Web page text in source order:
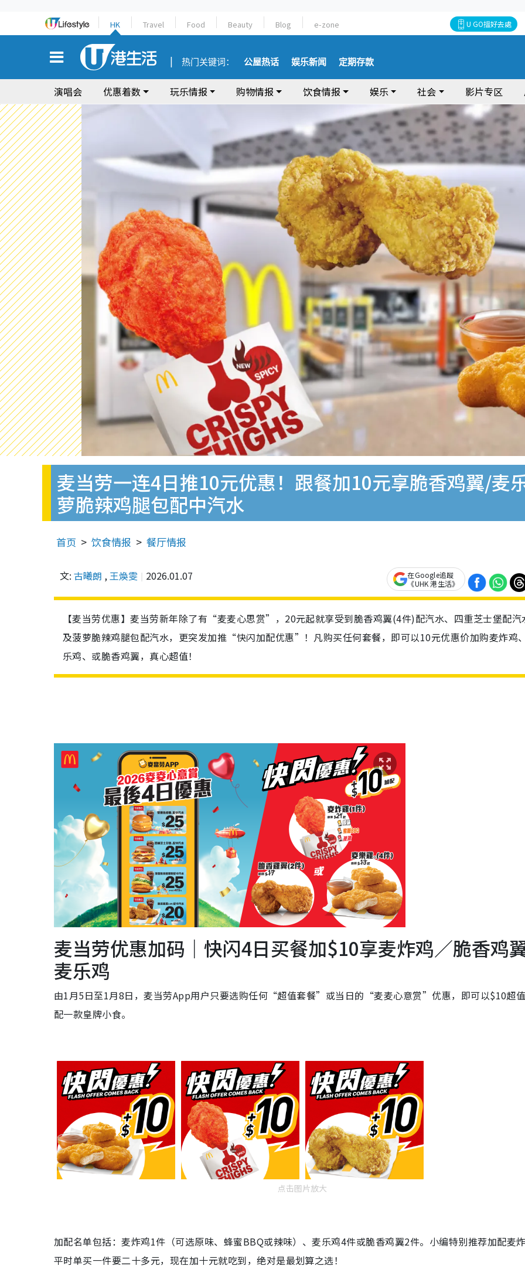
HK Travel Food Beauty Blog e-zone U GO搵好去處
热门关键词： 公屋热话 娱乐新闻 定期存款
演唱会 优惠着数 玩乐情报 购物情报 饮食情报 娱乐 社会 影片专区
麦当劳一连4日推10元优惠！跟餐加10元享脆香鸡翼/麦
萝脆辣鸡腿包配中汽水
首页 饮食情报 餐厅情报
文: 古曦朗 ,王煥雯 2026.01.07
在Google追蹤
《UHK 港生活》
【麦当劳优惠】麦当劳新年除了有“麦麦心思赏”，20元起就享受到脆香鸡翼(4件)配汽水、四重芝士堡配汽
及菠萝脆辣鸡腿包配汽水，更突发加推“快闪加配优惠”！凡购买任何套餐，即可以10元优惠价加购麦炸鸡
乐鸡、或脆香鸡翼，真心超值！
麦当劳优惠加码｜快闪4日买餐加$10享麦炸鸡／脆香鸡
麦乐鸡
由1月5日至1月8日，麦当劳App用户只要选购任何“超值套餐”或当日的“麦麦心意赏”优惠，即可以$10超
配一款皇牌小食。
点击图片放大
加配名单包括：麦炸鸡1件（可选原味、蜂蜜BBQ或辣味）、麦乐鸡4件或脆香鸡翼2件。小编特别推荐加配麦
平时单买一件要二十多元，现在加十元就吃到，绝对是最划算之选！